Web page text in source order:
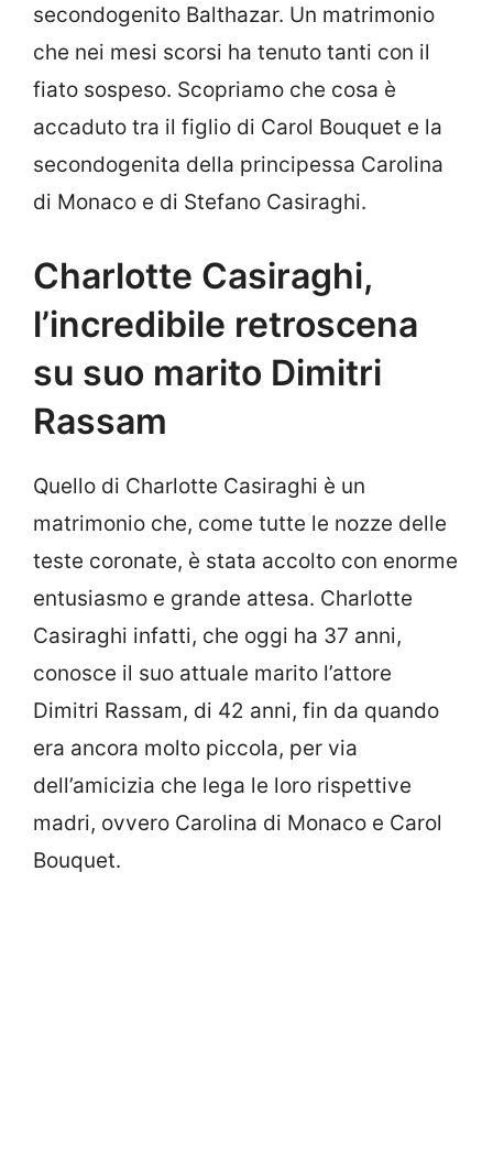
secondogenito Balthazar. Un matrimonio
che nei mesi scorsi ha tenuto tanti con il
fiato sospeso. Scopriamo che cosa è
accaduto tra il figlio di Carol Bouquet e la
secondogenita della principessa Carolina
di Monaco e di Stefano Casiraghi.
Charlotte Casiraghi,
l’incredibile retroscena
su suo marito Dimitri
Rassam
Quello di Charlotte Casiraghi è un
matrimonio che, come tutte le nozze delle
teste coronate, è stata accolto con enorme
entusiasmo e grande attesa. Charlotte
Casiraghi infatti, che oggi ha 37 anni,
conosce il suo attuale marito l’attore
Dimitri Rassam, di 42 anni, fin da quando
era ancora molto piccola, per via
dell’amicizia che lega le loro rispettive
madri, ovvero Carolina di Monaco e Carol
Bouquet.